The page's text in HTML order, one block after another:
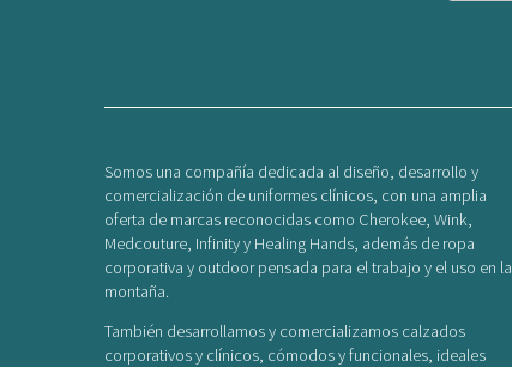
Somos una compañía dedicada al diseño, desarrollo y
comercialización de uniformes clínicos, con una amplia
oferta de marcas reconocidas como Cherokee, Wink,
Medcouture, Infinity y Healing Hands, además de ropa
corporativa y outdoor pensada para el trabajo y el uso en la
montaña.
También desarrollamos y comercializamos calzados
corporativos y clínicos, cómodos y funcionales, ideales